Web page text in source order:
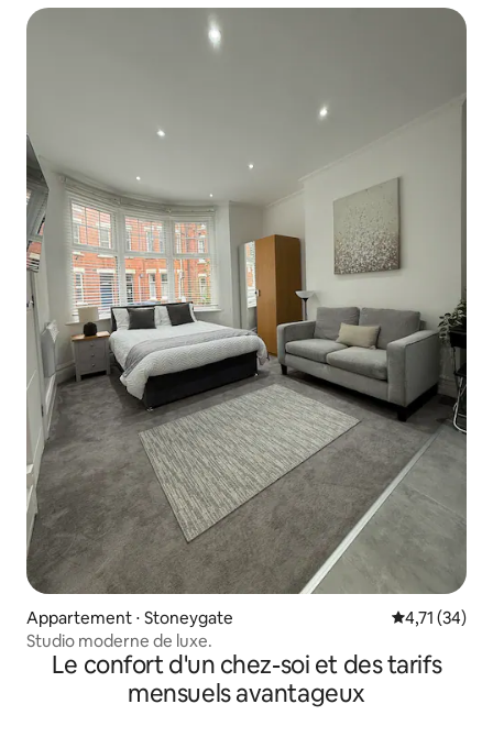
Appartement ⋅ Stoneygate Évaluation
4,71 (34)
Studio moderne de luxe.
Le confort d'un chez-soi et des tarifs
mensuels avantageux